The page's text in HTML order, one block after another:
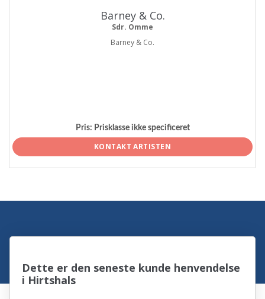
Barney & Co.
Sdr. Omme
Barney & Co.
Pris: Prisklasse ikke specificeret
KONTAKT ARTISTEN
Dette er den seneste kunde henvendelse
i Hirtshals